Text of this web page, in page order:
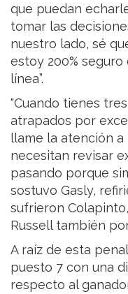
que puedan
tomar las
nuestro lado, sé
estoy 200%
línea”.
“Cuando tienes
atrapados por
llame la atención
necesitan revisar
pasando porque
sostuvo Gasly,
sufrieron
Russell también
A raíz de esta
puesto 7 con una
respecto al